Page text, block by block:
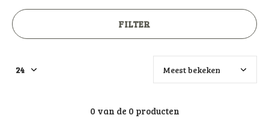
FILTER
0 van de 0 producten